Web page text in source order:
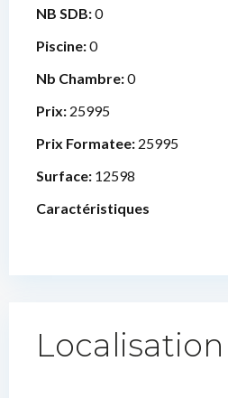
NB SDB:0
Piscine:0
Nb Chambre:0
Prix: 25995
Prix Formatee: 25995
Surface: 12598
Caractéristiques
Localisation